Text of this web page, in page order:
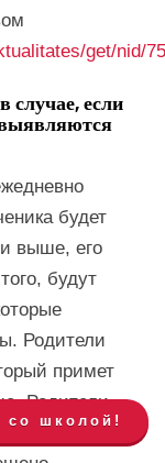
со школой!
get/nid/
случае, если
будет
выше, его
будут
Родители
примет
Родители
развитии